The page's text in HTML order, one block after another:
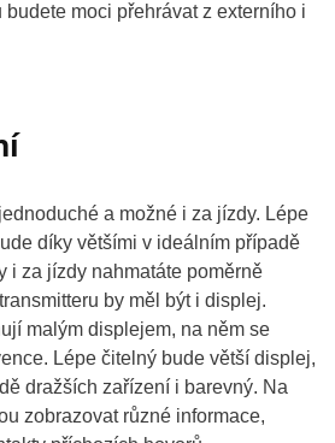
budete moci přehrávat z externího i
a možné i za jízdy. Lépe
díky většími v ideálním případě
i za jízdy nahmatáte poměrně
by měl být i displej.
malým displejem, na něm se
Lépe čitelný bude větší displej,
dražších zařízení i barevný. Na
zobrazovat různé informace,